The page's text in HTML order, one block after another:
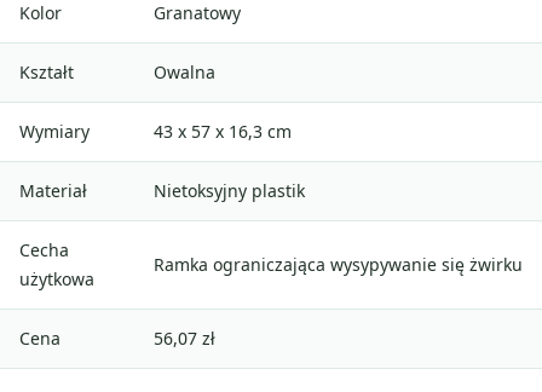
Kolor Granatowy
Kształt Owalna
Wymiary 43 x 57 x 16,3 cm
Materiał Nietoksyjny plastik
Cecha
użytkowa
Ramka ograniczająca wysypywanie się żwirku
Cena 56,07 zł